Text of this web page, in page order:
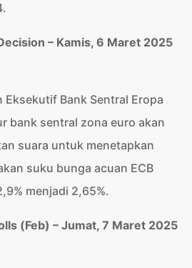
– Kamis, 6 Maret 2025
Eksekutif Bank Sentral Eropa
bank sentral zona euro akan
suara untuk menetapkan
suku bunga acuan ECB
menjadi 2,65%.
(Feb) – Jumat, 7 Maret 2025